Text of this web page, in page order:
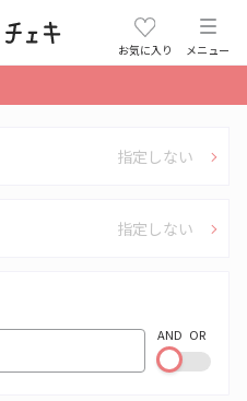
お気に入り メニュー
指定しない
指定しない
AND OR